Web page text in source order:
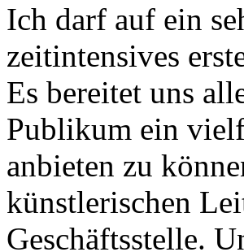
Ich darf auf ein
zeitintensives
Es bereitet uns
Publikum ein
anbieten zu
künstlerischen
Geschäftsstelle.